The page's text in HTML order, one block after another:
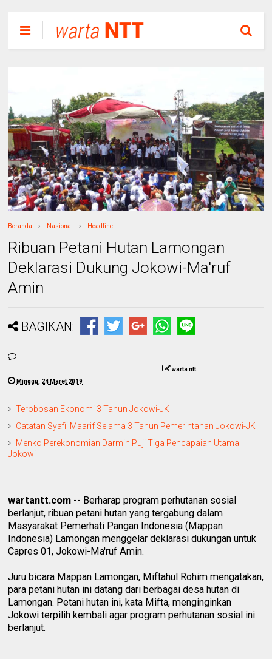
Beranda Nasional Headline
Ribuan Petani Hutan Lamongan
Deklarasi Dukung Jokowi-Ma'ruf
Amin
BAGIKAN:
warta ntt
Minggu, 24 Maret 2019
Terobosan Ekonomi 3 Tahun Jokowi-JK
Catatan Syafii Maarif Selama 3 Tahun Pemerintahan Jokowi-JK
Menko Perekonomian Darmin Puji Tiga Pencapaian Utama
Jokowi
wartantt.com -- Berharap program perhutanan sosial
berlanjut, ribuan petani hutan yang tergabung dalam
Masyarakat Pemerhati Pangan Indonesia (Mappan
Indonesia) Lamongan menggelar deklarasi dukungan untuk
Capres 01, Jokowi-Ma'ruf Amin.
Juru bicara Mappan Lamongan, Miftahul Rohim mengatakan,
para petani hutan ini datang dari berbagai desa hutan di
Lamongan. Petani hutan ini, kata Mifta, menginginkan
Jokowi terpilih kembali agar program perhutanan sosial ini
berlanjut.